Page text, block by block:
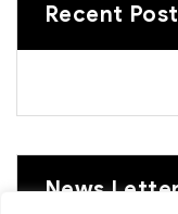
Recent
News